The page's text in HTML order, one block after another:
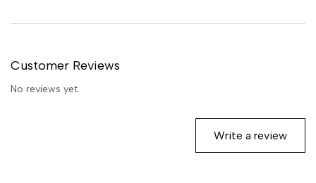
Customer Reviews
No reviews yet.
Write a review